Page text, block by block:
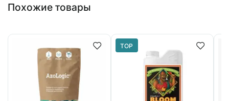
Похожие товары
TOP